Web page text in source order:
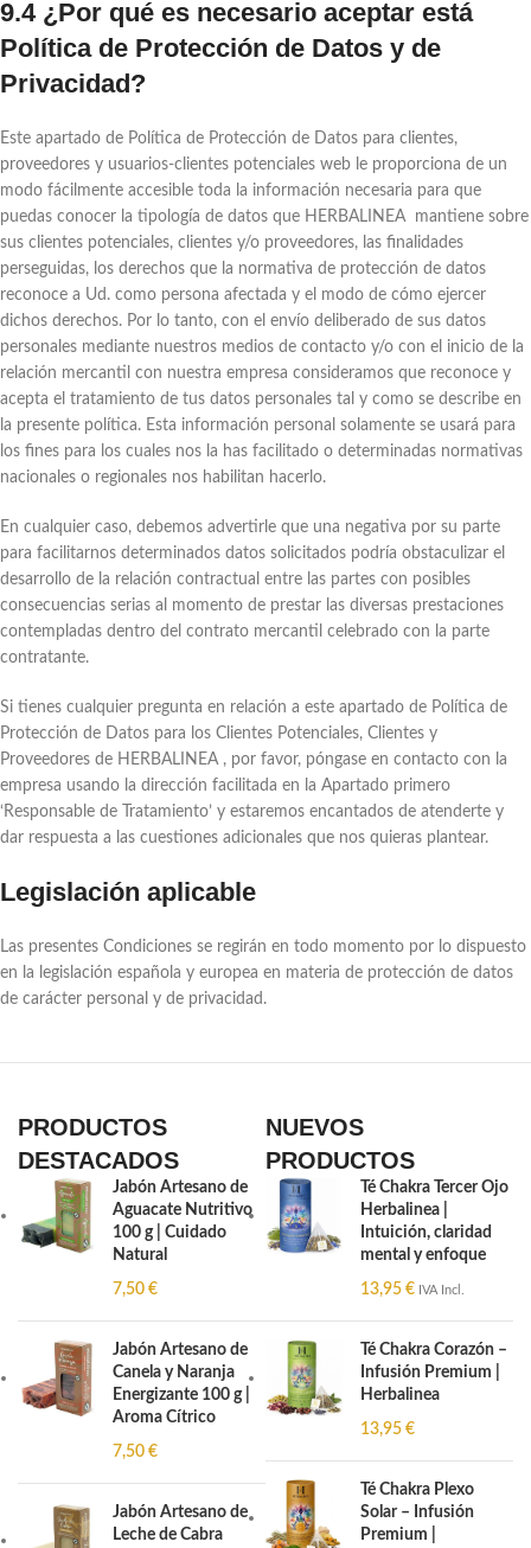
9.4 ¿Por qué es necesario aceptar está
Política de Protección de Datos y de
Privacidad?
Este apartado de Política de Protección de Datos para clientes,
proveedores y usuarios-clientes potenciales web le proporciona de un
modo fácilmente accesible toda la información necesaria para que
puedas conocer la tipología de datos que HERBALINEA mantiene sobre
sus clientes potenciales, clientes y/o proveedores, las finalidades
perseguidas, los derechos que la normativa de protección de datos
reconoce a Ud. como persona afectada y el modo de cómo ejercer
dichos derechos. Por lo tanto, con el envío deliberado de sus datos
personales mediante nuestros medios de contacto y/o con el inicio de la
relación mercantil con nuestra empresa consideramos que reconoce y
acepta el tratamiento de tus datos personales tal y como se describe en
la presente política. Esta información personal solamente se usará para
los fines para los cuales nos la has facilitado o determinadas normativas
nacionales o regionales nos habilitan hacerlo.
En cualquier caso, debemos advertirle que una negativa por su parte
para facilitarnos determinados datos solicitados podría obstaculizar el
desarrollo de la relación contractual entre las partes con posibles
consecuencias serias al momento de prestar las diversas prestaciones
contempladas dentro del contrato mercantil celebrado con la parte
contratante.
Si tienes cualquier pregunta en relación a este apartado de Política de
Protección de Datos para los Clientes Potenciales, Clientes y
Proveedores de HERBALINEA , por favor, póngase en contacto con la
empresa usando la dirección facilitada en la Apartado primero
‘Responsable de Tratamiento’ y estaremos encantados de atenderte y
dar respuesta a las cuestiones adicionales que nos quieras plantear.
Legislación aplicable
Las presentes Condiciones se regirán en todo momento por lo dispuesto
en la legislación española y europea en materia de protección de datos
de carácter personal y de privacidad.
PRODUCTOS
DESTACADOS
Jabón Artesano de
Aguacate Nutritivo
100 g | Cuidado
Natural
7,50 €
Jabón Artesano de
Canela y Naranja
Energizante 100 g |
Aroma Cítrico
7,50 €
Jabón Artesano de
Leche de Cabra
NUEVOS
PRODUCTOS
Té Chakra Tercer Ojo
Herbalinea |
Intuición, claridad
mental y enfoque
13,95 € IVA Incl.
Té Chakra Corazón –
Infusión Premium |
Herbalinea
13,95 €
Té Chakra Plexo
Solar – Infusión
Premium |